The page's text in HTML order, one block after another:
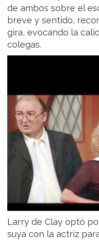
de ambos sobre el
breve y sentido,
gira, evocando la
colegas.
Larry de Clay optó
suya con la actriz